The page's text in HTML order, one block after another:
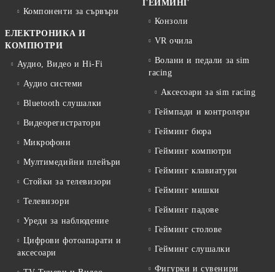
Компоненти за сървъри
ЕЛЕКТРОНИКА И
КОМПЮТРИ
Аудио, Видео и Hi-Fi
Аудио системи
Bluetooth слушалки
Видеорегистратори
Микрофони
Мултимедийни плейъри
Стойки за телевизори
Телевизори
Уреди за наблюдение
Цифрови фотоапарати и
аксесоари
ГЕЙМИНГ
Конзоли
VR очила
Волани и педали за sim
racing
Аксесоари за sim racing
Геймпади и контролери
Гейминг бюра
Гейминг компютри
Гейминг клавиатури
Гейминг мишки
Гейминг падове
Гейминг столове
Гейминг слушалки
Фигурки и сувенири